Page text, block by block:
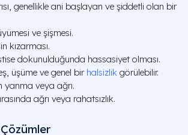
genellikle ani başlayan ve şiddetli olan bir
ve şişmesi.
kızarması.
dokunulduğunda hassasiyet olması.
üşüme ve genel bir halsizlik görülebilir.
veya ağrı.
ağrı veya rahatsızlık.